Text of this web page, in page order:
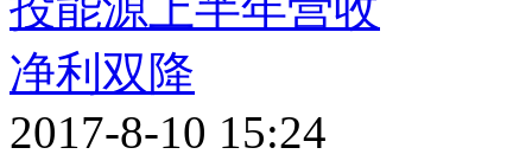
2017-8-10 15:24